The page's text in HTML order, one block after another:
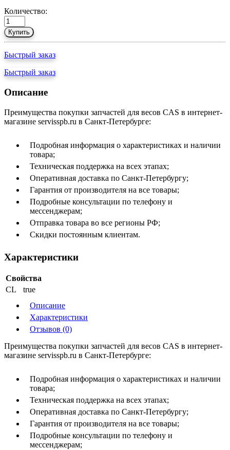
Количество:
Купить
Быстрый заказ
Быстрый заказ
Описание
Преимущества покупки запчастей для весов CAS в интернет-
магазине servisspb.ru в Санкт-Петербурге:
Подробная информация о характеристиках и наличии
товара;
Техническая поддержка на всех этапах;
Оперативная доставка по Санкт-Петербургу;
Гарантия от производителя на все товары;
Подробные консультации по телефону и
мессенджерам;
Отправка товара во все регионы РФ;
Скидки постоянным клиентам.
Характеристики
Свойства
CL
true
Описание
Характеристики
Отзывов (0)
Преимущества покупки запчастей для весов CAS в интернет-
магазине servisspb.ru в Санкт-Петербурге:
Подробная информация о характеристиках и наличии
товара;
Техническая поддержка на всех этапах;
Оперативная доставка по Санкт-Петербургу;
Гарантия от производителя на все товары;
Подробные консультации по телефону и
мессенджерам;